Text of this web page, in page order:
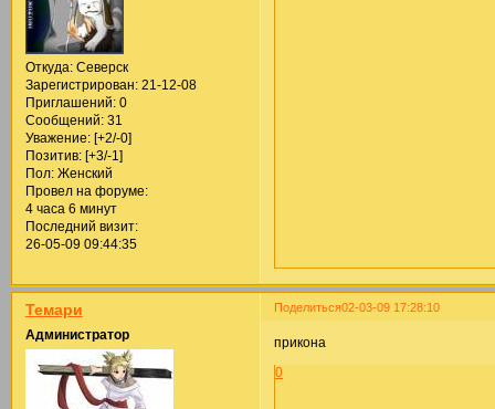
Откуда:Северск
Зарегистрирован: 21-12-08
Приглашений:0
Сообщений:31
Уважение: [+2/-0]
Позитив: [+3/-1]
Пол:Женский
Провел на форуме:
4 часа 6 минут
Последний визит:
26-05-09 09:44:35
Поделиться02-03-09 17:28:10
Темари
Администратор
прикона
0